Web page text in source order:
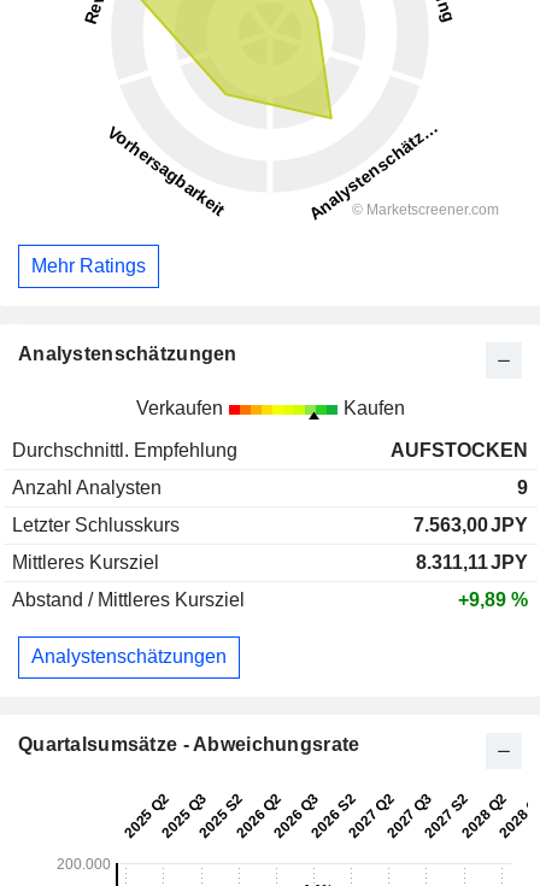
Mehr Ratings
Analystenschätzungen
Verkaufen Kaufen
Durchschnittl. Empfehlung
AUFSTOCKEN
Anzahl Analysten
9
Letzter Schlusskurs
7.563,00JPY
Mittleres Kursziel
8.311,11JPY
Abstand / Mittleres Kursziel
+9,89 %
Analystenschätzungen
Quartalsumsätze - Abweichungsrate